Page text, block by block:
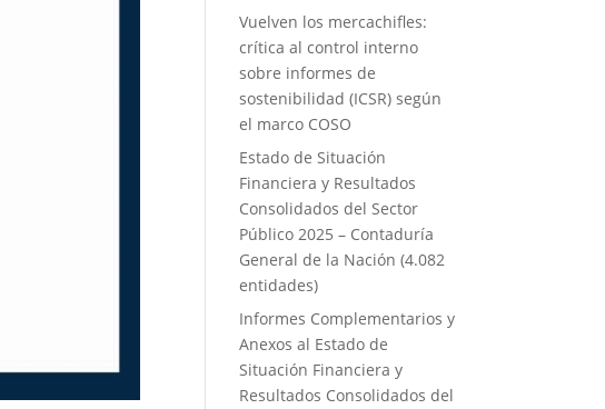
Vuelven los mercachifles:
crítica al control interno
sobre informes de
sostenibilidad (ICSR) según
el marco COSO
Estado de Situación
Financiera y Resultados
Consolidados del Sector
Público 2025 – Contaduría
General de la Nación (4.082
entidades)
Informes Complementarios y
Anexos al Estado de
Situación Financiera y
Resultados Consolidados del